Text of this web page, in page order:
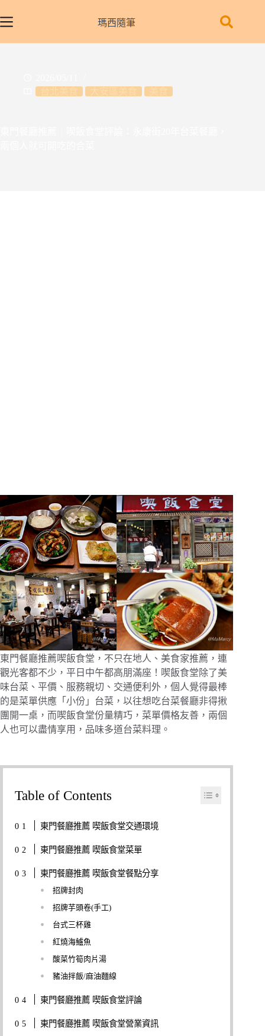
至
瑪西隨筆
東門餐廳推薦喫飯食堂，不只在地人、美食家推薦，連
觀光客都不少，平日中午都高朋滿座！喫飯食堂除了美
味台菜、平價、服務親切、交通便利外，個人覺得最棒
的是菜單供應「小份」台菜，以往想吃台菜餐廳非得揪
團開一桌，而喫飯食堂份量精巧，菜單價格友善，兩個
人也可以盡情享用，品味多道台菜料理。
Table of Contents
東門餐廳推薦 喫飯食堂交通環境
東門餐廳推薦 喫飯食堂菜單
東門餐廳推薦 喫飯食堂餐點分享
招牌封肉
招牌芋頭卷(手工)
台式三杯雞
紅燒海鱸魚
酸菜竹筍肉片湯
豬油拌飯/麻油麵線
東門餐廳推薦 喫飯食堂評論
東門餐廳推薦 喫飯食堂營業資訊